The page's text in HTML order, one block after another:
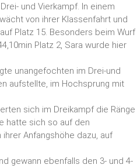
und Vierkampf. In einem
von ihrer Klassenfahrt und
Platz 15. Besonders beim Wurf
Platz 2, Sara wurde hier
unangefochten im Drei-und
aufstellte, im Hochsprung mit
sich im Dreikampf die Ränge
hatte sich so auf den
Anfangshöhe dazu, auf
gewann ebenfalls den 3- und 4-